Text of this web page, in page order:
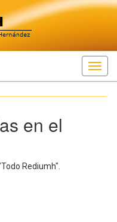
en el
Rediumh".